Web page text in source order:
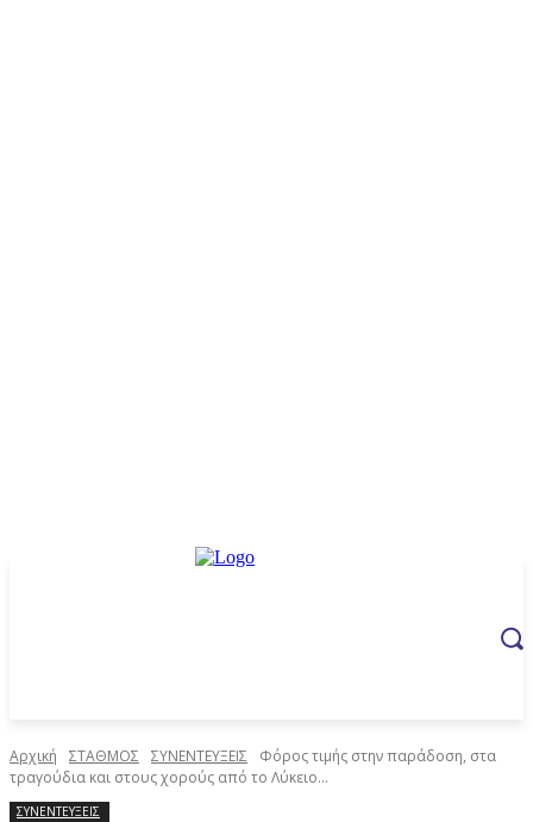
Αρχική ΣΤΑΘΜΟΣ ΣΥΝΕΝΤΕΥΞΕΙΣ
Φόρος τιμής στην παράδοση, στα
τραγούδια και στους χορούς από το Λύκειο...
ΣΥΝΕΝΤΕΥΞΕΙΣ